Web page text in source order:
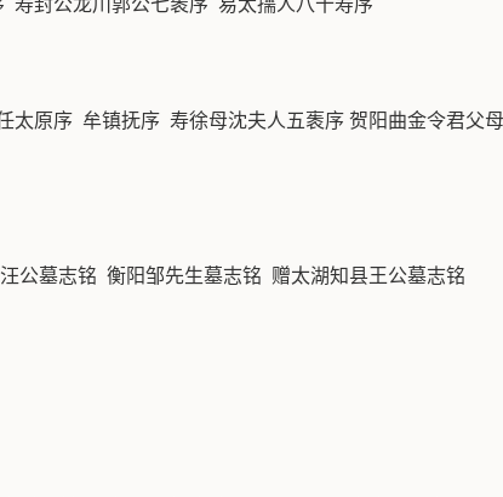
封公龙川郭公七袠序 易太孺人八十寿序
太原序 牟镇抚序 寿徐母沈夫人五袠序 贺阳曲金令君父
公墓志铭 衡阳邹先生墓志铭 赠太湖知县王公墓志铭